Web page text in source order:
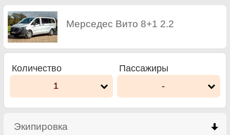
Мерседес Вито 8+1 2.2
Количество
1
Пассажиры
-
Экипировка